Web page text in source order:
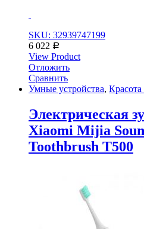
SKU: 32939747199
6 022 Р
View Product
Отложить
Сравнить
Умные устройства, Красота
Электрическая
Xiaomi Mijia
Toothbrush T500